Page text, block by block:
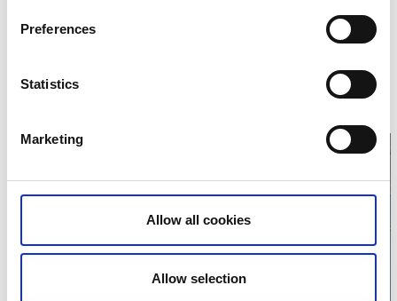
Preferences
Statistics
Marketing
Allow all cookies
Allow selection
Slöjdhuset 49
Telefon:072 307 10 49
Klicka för att visa
karta